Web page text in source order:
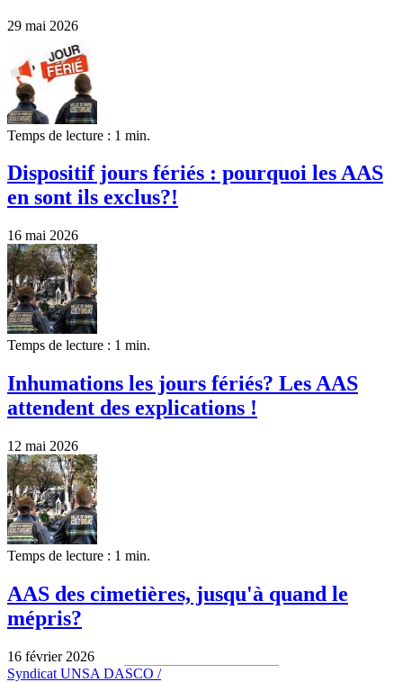
29 mai 2026
Temps de lecture : 1 min.
Dispositif jours fériés : pourquoi les AAS
en sont ils exclus?!
16 mai 2026
Temps de lecture : 1 min.
Inhumations les jours fériés? Les AAS
attendent des explications !
12 mai 2026
Temps de lecture : 1 min.
AAS des cimetières, jusqu'à quand le
mépris?
16 février 2026
Syndicat UNSA DASCO /